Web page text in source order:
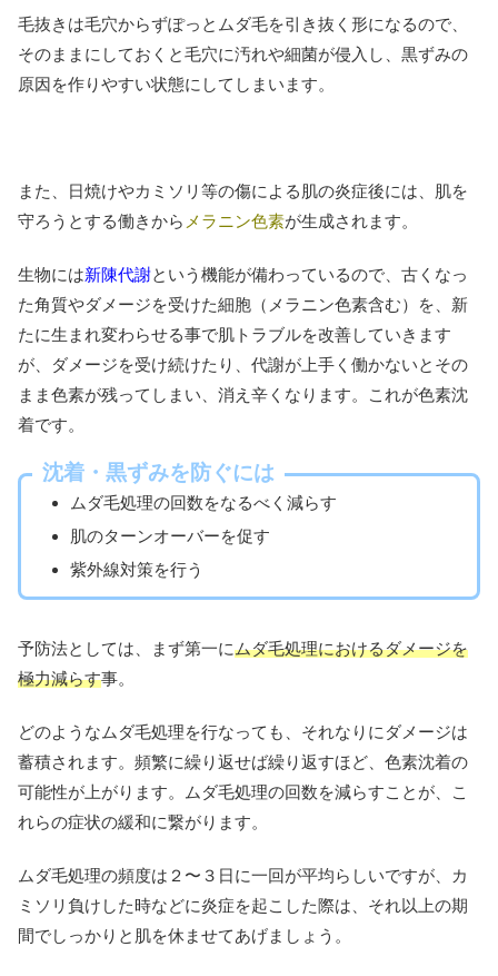
毛抜きは毛穴からずぽっとムダ毛を引き抜く形になるので、
そのままにしておくと毛穴に汚れや細菌が侵入し、黒ずみの
原因を作りやすい状態にしてしまいます。
また、日焼けやカミソリ等の傷による肌の炎症後には、肌を
守ろうとする働きから メラニン色素が生成されます。
生物には新陳代謝という機能が備わっているので、古くなっ
た角質やダメージを受けた細胞（メラニン色素含む）を、新
たに生まれ変わらせる事で肌トラブルを改善していきます
が、ダメージを受け続けたり、代謝が上手く働かないとその
まま色素が残ってしまい、消え辛くなります。これが色素沈
着です。
沈着・黒ずみを防ぐには
ムダ毛処理の回数をなるべく減らす
肌のターンオーバーを促す
紫外線対策を行う
予防法としては、まず第一にムダ毛処理におけるダメージを
極力減らす事。
どのようなムダ毛処理を行なっても、それなりにダメージは
蓄積されます。頻繁に繰り返せば繰り返すほど、色素沈着の
可能性が上がります。ムダ毛処理の回数を減らすことが、こ
れらの症状の緩和に繋がります。
ムダ毛処理の頻度は２〜３日に一回が平均らしいですが、カ
ミソリ負けした時などに炎症を起こした際は、それ以上の期
間でしっかりと肌を休ませてあげましょう。